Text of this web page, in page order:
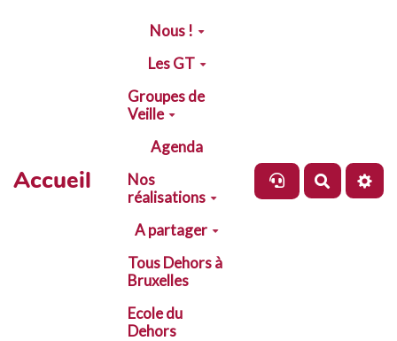
Aller au contenu principal
Accueil
Nous !
Les GT
Groupes de
Veille
Agenda
Nos
réalisations
A partager
Tous Dehors à
Bruxelles
Ecole du
Dehors